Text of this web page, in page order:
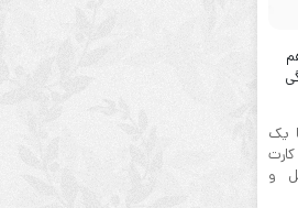
یک
و